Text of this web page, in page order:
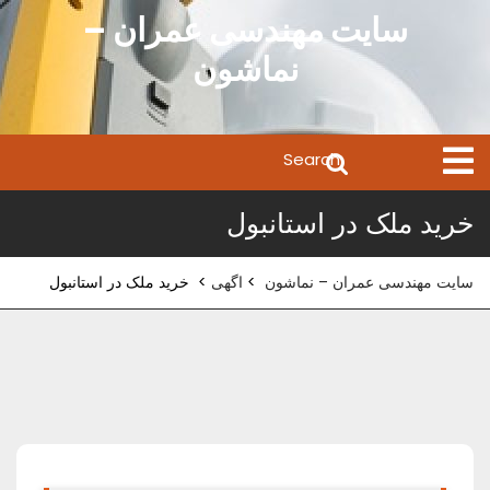
سایت مهندسی عمران –
نماشون
Open
Menu
for:
خرید ملک در استانبول
سایت مهندسی عمران – نماشون > اگهی > خرید ملک در استانبول